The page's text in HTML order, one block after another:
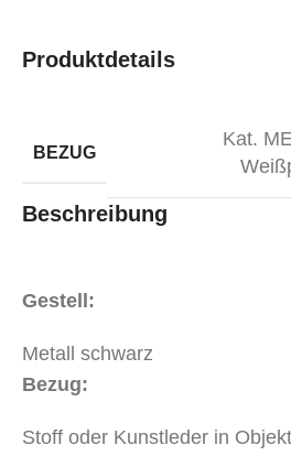
Produktdetails
BEZUG
Kat.
Beschreibung
Gestell:
Metall schwarz
Bezug:
Stoff oder Kunstleder in